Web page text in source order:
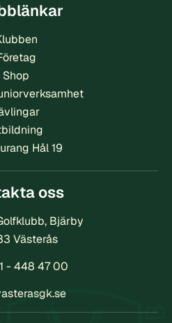
Shop
Hål 19
oss
Bjärby
Västerås
- 448 47 00